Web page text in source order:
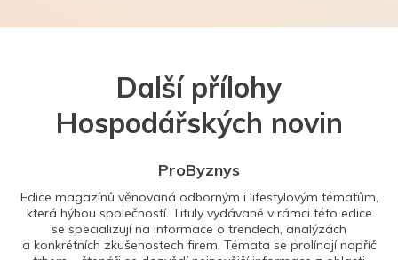
Další přílohy
Hospodářských novin
ProByznys
Edice magazínů věnovaná odborným i lifestylovým tématům,
která hýbou společností. Tituly vydávané v rámci této edice
se specializují na informace o trendech, analýzách
a konkrétních zkušenostech firem. Témata se prolínají napříč